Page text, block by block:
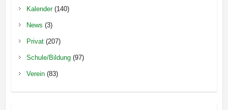
Kalender(140)
News (3)
Privat(207)
Schule/Bildung(97)
Verein(83)